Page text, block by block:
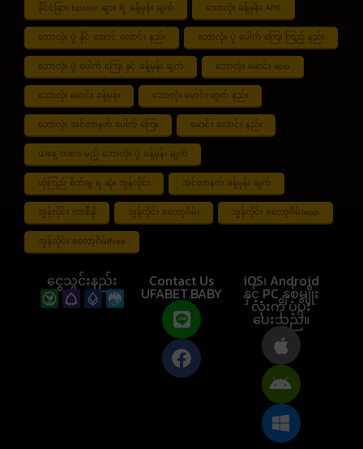
နိုင်ငံခြား tipster များ ရဲ့ ခန့်မှန်း ချက် ဘောလုံး ခန့်မှန်း APK
ဘောလုံး ပွဲ နိုင် အောင် လောင်း နည်း ဘောလုံး ပွဲ ပေါက် ကြေး ကြည့် နည်း
ဘောလုံး ပွဲ ပေါက် ကြေး နှင့် ခန့်မှန်း ချက် ဘောလုံး မောင်း app
ဘောလုံး မောင်း ခန့်မှန်း ဘောလုံး မောင်း တွက် နည်း
ဘောလုံး အင်တာနက် ပေါက် ကြေး မောင်း လောင်း နည်း
ယနေ့ ကစား မည့် ဘောလုံး ပွဲ ခန့်မှန်း ချက်
ယုံကြည် စိတ်ချ ရ ဆုံး အွန်လိုင်း အင်တာနက် ခန့်မှန်း ချက်
အွန်လိုင်း ကာစီနို အွန်လိုင်း စလော့ဂိမ်း အွန်လိုင်း စလော့ဂိမ်းapp
အွန်လိုင်း စလော့ဂိမ်းfree
ငွေသွင်းနည်း Contact Us
UFABET.BABY
iOS၊ Android
နှင့် PC နှစ်မျိုး
လုံးကို ပံ့ပိုး
ပေးသည်။